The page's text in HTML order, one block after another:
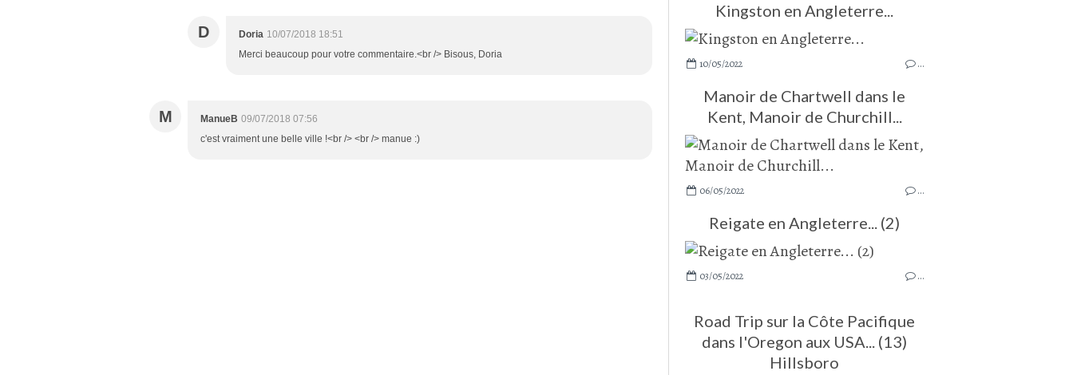
D Doria 10/07/2018 18:51
Merci beaucoup pour votre commentaire.<br /> Bisous, Doria
M ManueB 09/07/2018 07:56
c'est vraiment une belle ville !<br /> <br /> manue :)
Kingston en Angleterre...
10/05/2022 …
Manoir de Chartwell dans le
Kent, Manoir de Churchill...
06/05/2022 …
Reigate en Angleterre... (2)
03/05/2022 …
Road Trip sur la Côte Pacifique
dans l'Oregon aux USA... (13)
Hillsboro